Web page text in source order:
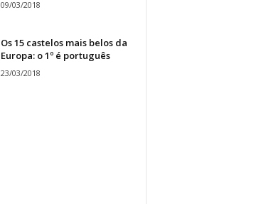
09/03/2018
Os 15 castelos mais belos da
Europa: o 1º é português
23/03/2018